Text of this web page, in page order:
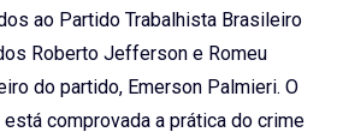
ao Partido Trabalhista Brasileiro
Roberto Jefferson e Romeu
do partido, Emerson Palmieri. O
comprovada a prática do crime